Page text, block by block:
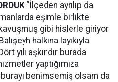
“İlçeden ayrılıp da
eşimle birlikte
gibi hislerle giriyor
halkına layıkıyla
yılı aşkındır burada
yaptığımıza
benimsemiş olsam da